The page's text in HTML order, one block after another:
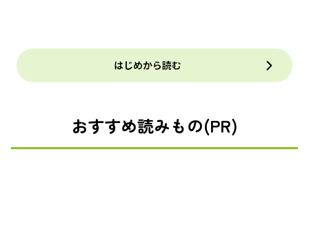
はじめから読む
おすすめ読みもの(PR)